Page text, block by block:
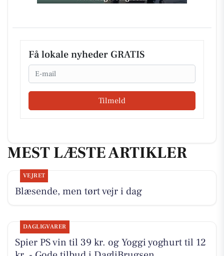
Få lokale nyheder GRATIS
Email
Tilmeld
MEST LÆSTE ARTIKLER
VEJRET
Blæsende, men tørt vejr i dag
DAGLIGVARER
Spier PS vin til 39 kr. og Yoggi yoghurt til 12